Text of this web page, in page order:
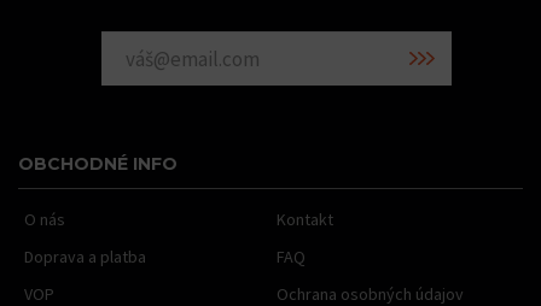
OBCHODNÉ INFO
O nás
Kontakt
Doprava a platba
FAQ
VOP
Ochrana osobných údajov